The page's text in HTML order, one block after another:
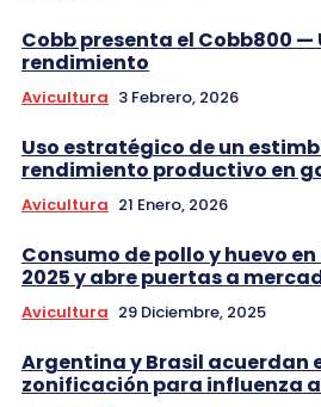
Cobb presenta el Cobb800
rendimiento
Avicultura 3 Febrero, 2026
Uso estratégico de un
rendimiento productivo en
Avicultura 21 Enero, 2026
Consumo de pollo y huevo
2025 y abre puertas a
Avicultura 29 Diciembre, 2025
Argentina y Brasil acuerdan
zonificación para influenza